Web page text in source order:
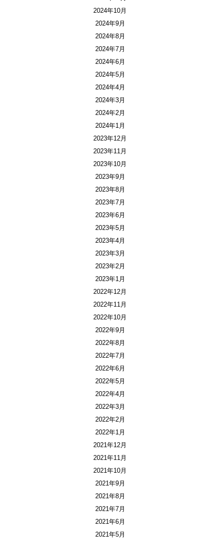
2024年10月
2024年9月
2024年8月
2024年7月
2024年6月
2024年5月
2024年4月
2024年3月
2024年2月
2024年1月
2023年12月
2023年11月
2023年10月
2023年9月
2023年8月
2023年7月
2023年6月
2023年5月
2023年4月
2023年3月
2023年2月
2023年1月
2022年12月
2022年11月
2022年10月
2022年9月
2022年8月
2022年7月
2022年6月
2022年5月
2022年4月
2022年3月
2022年2月
2022年1月
2021年12月
2021年11月
2021年10月
2021年9月
2021年8月
2021年7月
2021年6月
2021年5月